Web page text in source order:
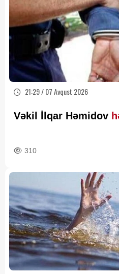
21:29 / 07 Avqust 2026
Vəkil İlqar Həmidov
310